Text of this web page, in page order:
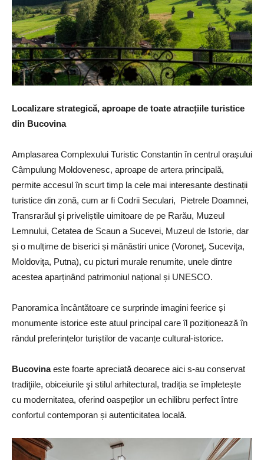
Localizare strategică, aproape de toate atracțiile turistice
din Bucovina
Amplasarea Complexului Turistic Constantin în centrul orașului
Câmpulung Moldovenesc, aproape de artera principală,
permite accesul în scurt timp la cele mai interesante destinații
turistice din zonă, cum ar fi Codrii Seculari, Pietrele Doamnei,
Transrarăul şi priveliștile uimitoare de pe Rarău, Muzeul
Lemnului, Cetatea de Scaun a Sucevei, Muzeul de Istorie, dar
și o mulțime de biserici și mănăstiri unice (Voroneţ, Suceviţa,
Moldoviţa, Putna), cu picturi murale renumite, unele dintre
acestea aparținând patrimoniul național și UNESCO.
Panoramica încântătoare ce surprinde imagini feerice și
monumente istorice este atuul principal care îl poziționează în
rândul preferințelor turiștilor de vacanțe cultural-istorice.
Bucovinaeste foarte apreciată deoarece aici s-au conservat
tradiţiile, obiceiurile şi stilul arhitectural, tradiția se împletește
cu modernitatea, oferind oaspeților un echilibru perfect între
confortul contemporan și autenticitatea locală.